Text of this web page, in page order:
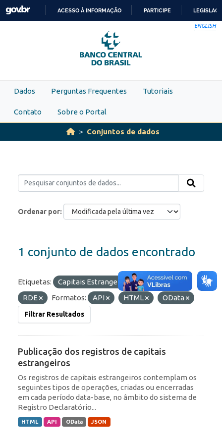
Skip to main content
PARA
O
CONTEÚDO
ACESSO À INFORMAÇÃO PARTICIPE
ENGLISH
Dados Perguntas Frequentes Tutoriais
Contato Sobre o Portal
Conjuntos de dados
Ordenar por
1 conjunto de dados encontrado
Etiquetas: Capitais Estrangeiros
IED
RDE
Formatos: API HTML OData
Filtrar Resultados
Publicação dos registros de capitais
estrangeiros
Os registros de capitais estrangeiros contemplam os
seguintes tipos de operações, criadas ou encerradas
em cada período data-base, no âmbito do sistema de
Registro Declaratório...
HTML API OData JSON